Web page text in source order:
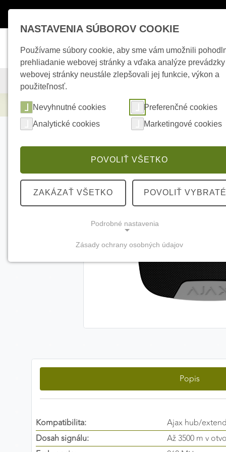
KAMEROVÉ SYSTÉMY ZABEZPEČOVACIE SYSTÉMY
Zabezpečovacie systémy AJAX
Popis
Kompatibilita:
Ajax hub/
Dosah signálu:
Až 3500 m v
NASTAVENIA SÚBOROV COOKIE
Používame súbory cookie, aby sme vám umožnili
prehliadanie webovej stránky a vďaka analýze prevádzky
webovej stránky neustále zlepšovali jej funkcie, výkon a
použiteľnosť.
Nevyhnutné cookies
Preferenčné cookies
Analytické cookies
Marketingové cookies
POVOLIŤ VŠETKO
ZAKÁZAŤ VŠETKO POVOLIŤ VYBRATÉ
Podrobné nastavenia
(vždy aktívne, nemožno vypnúť)
Tieto cookies sú potrebné na správne fungovanie
webovej stránky a bez nich by nebolo možné
zvolený jazyk, región alebo prihlasovacie údaje. Vďaka
nim vám dokážeme poskytnúť personalizovanejšie a
pohodlnejšie používanie webovej stránky.
Zásady ochrany osobných údajov